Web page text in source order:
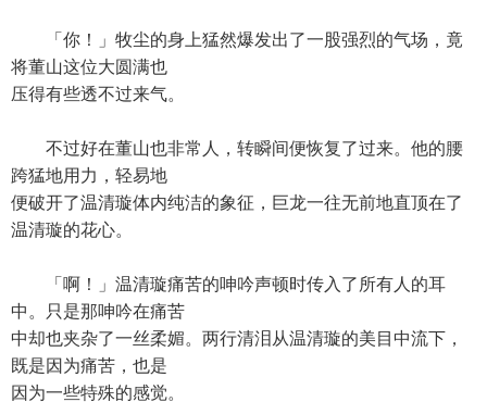
「你！」牧尘的身上猛然爆发出了一股强烈的气场，竟
将董山这位大圆满也
压得有些透不过来气。
不过好在董山也非常人，转瞬间便恢复了过来。他的腰
跨猛地用力，轻易地
便破开了温清璇体内纯洁的象征，巨龙一往无前地直顶在了
温清璇的花心。
「啊！」温清璇痛苦的呻吟声顿时传入了所有人的耳
中。只是那呻吟在痛苦
中却也夹杂了一丝柔媚。两行清泪从温清璇的美目中流下，
既是因为痛苦，也是
因为一些特殊的感觉。